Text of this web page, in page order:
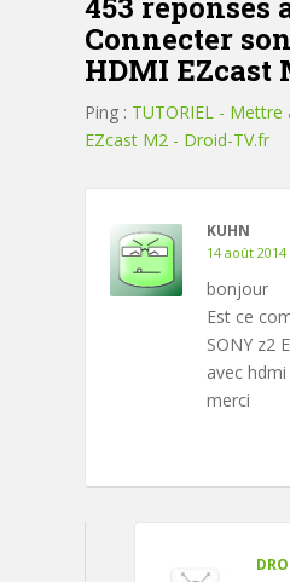
Connecter
HDMI EZcast
Ping : TUTORIEL -
EZcast M2 - Droid-TV.fr
KUHN
14 août
bonjour
Est ce
SONY z2
avec hdmi
merci